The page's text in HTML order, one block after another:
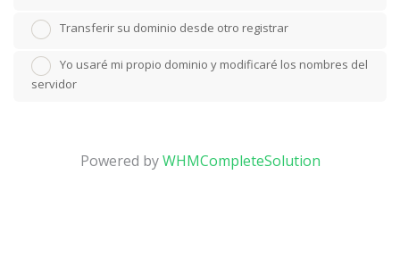
Transferir su dominio desde otro registrar
Yo usaré mi propio dominio y modificaré los nombres del
servidor
Powered byWHMCompleteSolution